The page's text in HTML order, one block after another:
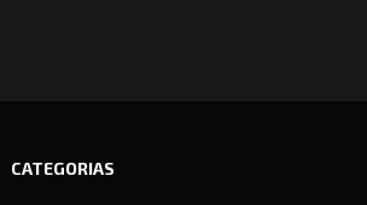
CATEGORIAS